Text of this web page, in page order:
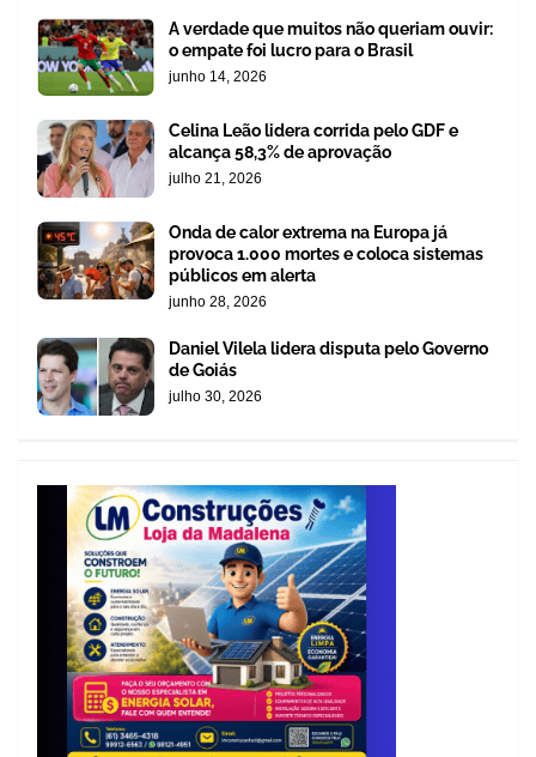
A verdade que muitos não queriam ouvir:
o empate foi lucro para o Brasil
junho 14, 2026
Celina Leão lidera corrida pelo GDF e
alcança 58,3% de aprovação
julho 21, 2026
Onda de calor extrema na Europa já
provoca 1.000 mortes e coloca sistemas
públicos em alerta
junho 28, 2026
Daniel Vilela lidera disputa pelo Governo
de Goiás
julho 30, 2026